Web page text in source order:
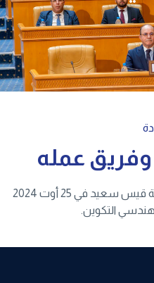
عمله
سفيان تقية، عينه رئيس الجمهورية قيس سعيد في 25 أوت 2024
التكوين.